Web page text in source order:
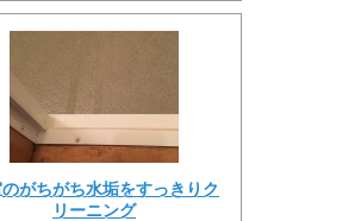
がちがち水垢をすっきりク
リーニング